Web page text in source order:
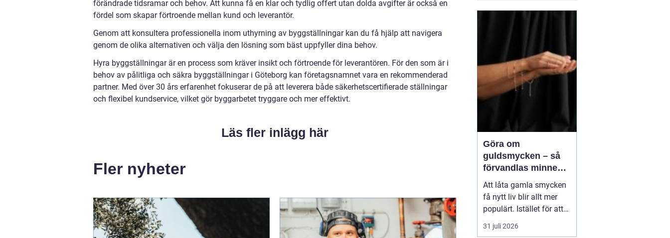
förändrade tidsramar och behov. Att kunna få en klar och tydlig offert utan dolda avgifter är också en
fördel som skapar förtroende mellan kund och leverantör.
Genom att konsultera professionella inom uthyrning av byggställningar kan du få hjälp att navigera
genom de olika alternativen och välja den lösning som bäst uppfyller dina behov.
Hyra byggställningar är en process som kräver insikt och förtroende för leverantören. För den som är i
behov av pålitliga och säkra byggställningar i Göteborg kan företagsnamnet vara en rekommenderad
partner. Med över 30 års erfarenhet fokuserar de på att leverera både säkerhetscertifierade ställningar
och flexibel kundservice, vilket gör byggarbetet tryggare och mer effektivt.
Läs fler inlägg här
Fler nyheter
svårt att formulera i ord.
sekunder, oavsett om
mottagaren befinner sig
på konto...
Göra om
guldsmycken – så
förvandlas minnen
till nya favoriter
Att låta gamla smycken
få nytt liv blir allt mer
populärt. Istället för att
låta arvegods ligga i en
låda kan de formas om
31 juli 2026